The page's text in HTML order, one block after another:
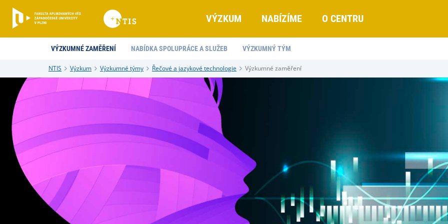
VÝZKUM NABÍZÍME O CENTRU
VÝZKUMNÉ ZAMĚŘENÍ NABÍDKA SPOLUPRÁCE A SLUŽEB VÝZKUMNÝ TÝM
NTIS Výzkum Výzkumné týmy Řečové a jazykové technologie Výzkumné zaměření